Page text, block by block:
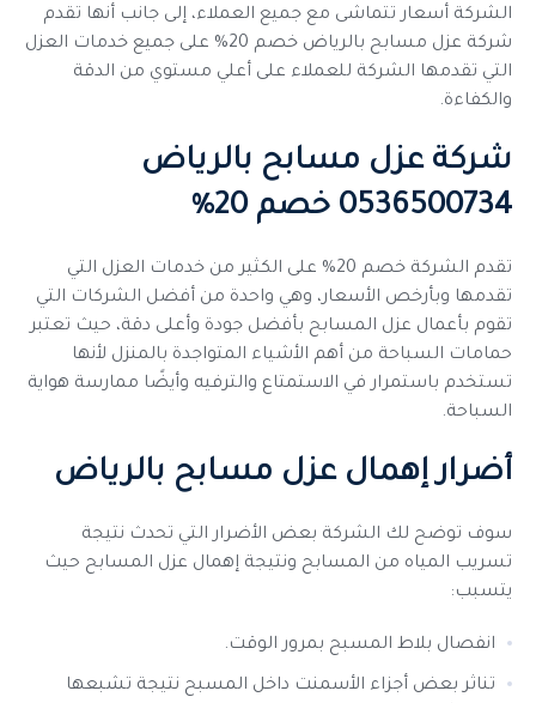
الشركة أسعار تتماشى مع جميع العملاء، إلى جانب أنها تقدم
شركة عزل مسابح بالرياض خصم 20% على جميع خدمات العزل
التي تقدمها الشركة للعملاء على أعلي مستوي من الدقة
والكفاءة.
شركة عزل مسابح بالرياض
0536500734 خصم 20%
تقدم الشركة خصم 20% على الكثير من خدمات العزل التي
تقدمها وبأرخص الأسعار، وهي واحدة من أفضل الشركات التي
تقوم بأعمال عزل المسابح بأفضل جودة وأعلى دقة، حيث تعتبر
حمامات السباحة من أهم الأشياء المتواجدة بالمنزل لأنها
تستخدم باستمرار في الاستمتاع والترفيه وأيضًا ممارسة هواية
السباحة.
أضرار إهمال عزل مسابح بالرياض
سوف توضح لك الشركة بعض الأضرار التي تحدث نتيجة
تسريب المياه من المسابح ونتيجة إهمال عزل المسابح حيث
يتسبب:
انفصال بلاط المسبح بمرور الوقت.
تناثر بعض أجزاء الأسمنت داخل المسبح نتيجة تشبعها